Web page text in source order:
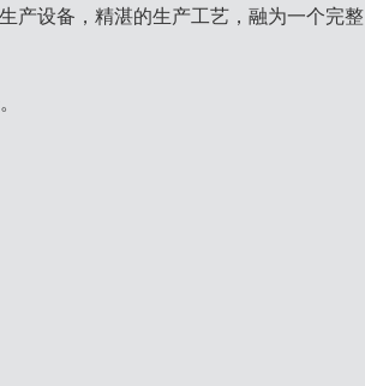
产设备，精湛的生产工艺，融为一个完整